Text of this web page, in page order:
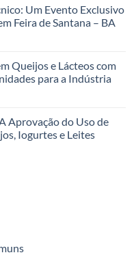
Um Evento Exclusivo
Feira de Santana – BA
Queijos e Lácteos com
para a Indústria
Aprovação do Uso de
Iogurtes e Leites